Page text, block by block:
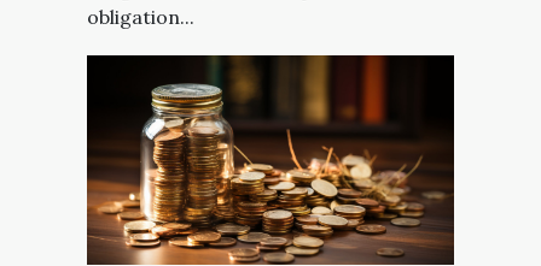
obligation...